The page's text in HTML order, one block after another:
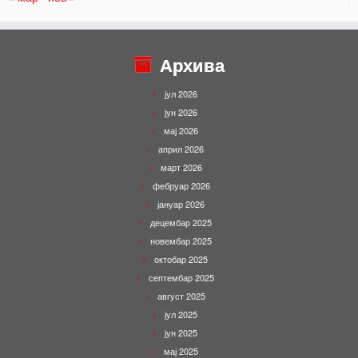
Архива
јул 2026
јун 2026
мај 2026
април 2026
март 2026
фебруар 2026
јануар 2026
децембар 2025
новембар 2025
октобар 2025
септембар 2025
август 2025
јул 2025
јун 2025
мај 2025